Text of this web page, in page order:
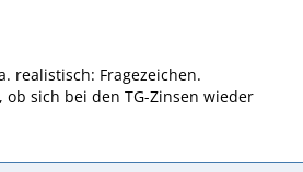
realistisch: Fragezeichen.
sich bei den TG-Zinsen wieder